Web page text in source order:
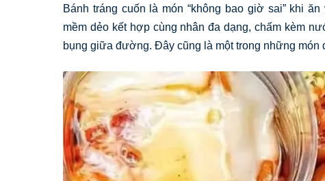
Bánh tráng cuốn là món “không bao giờ sai” khi
mềm dẻo kết hợp cùng nhân đa dạng, chấm kèm
bụng giữa đường. Đây cũng là một trong những